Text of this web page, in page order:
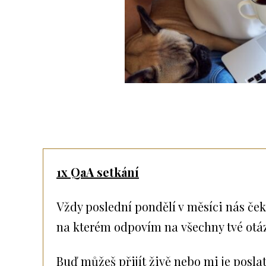
1x QaA setkání
Vždy poslední pondělí v měsíci nás
na kterém odpovím na všechny tvé
Buď můžeš přijít živě nebo mi je